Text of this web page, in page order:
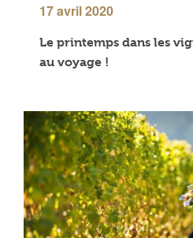
17 avril 2020
Le printemps dans les
au voyage !